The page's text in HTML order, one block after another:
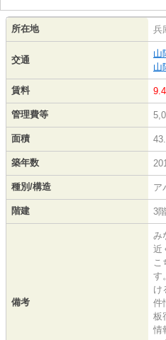
所在地 兵
交通
山
山
賃料
管理費等
面積
築年数
種別/構造 ア
階建 3
備考
み
近
こ
す
け
件
板
情